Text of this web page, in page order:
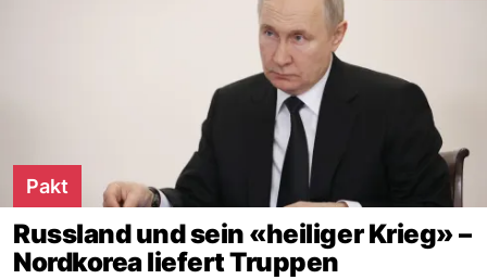
Pakt
Russland und sein «heiliger Krieg» –
Nordkorea liefert Truppen